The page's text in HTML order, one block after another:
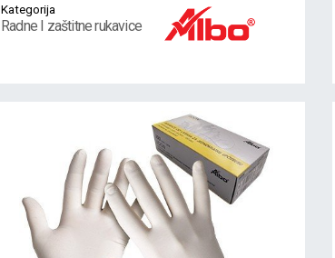
Kategorija
Radne I zaštitne rukavice